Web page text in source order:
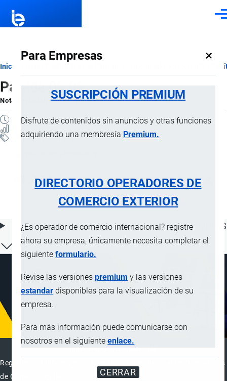
Para Empresas ×
SUSCRIPCIÓN PREMIUM
Disfrute de contenidos sin anuncios y otras funciones
adquiriendo una membresía Premium.
DIRECTORIO OPERADORES DE
COMERCIO EXTERIOR
¿Es operador de comercio internacional? registre
ahora su empresa, únicamente necesita completar el
siguienteformulario.
Revise las versionespremium y las versiones
estandar disponibles para la visualización de su
empresa.
Para más información puede comunicarse con
nosotros en el siguienteenlace.
CERRAR
Ruta
de
navegación
Inicio
Partida 08.08
Nota ExplicativaporImportaciones …, 16 Julio, 2024
1 MINUTO
Notas Explicativas
08.08 Manzanas, peras y membrillos,
frescos
ÍNDICE DE CONTENIDOS
Registre su Empresa en el Directorio Internacional de Operadores
de Comercio Exterior